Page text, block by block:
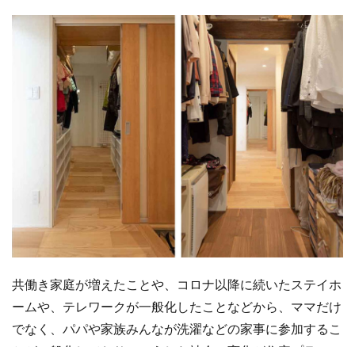
共働き家庭が増えたことや、コロナ以降に続いたステイホ
ームや、テレワークが一般化したことなどから、ママだけ
でなく、パパや家族みんなが洗濯などの家事に参加するこ